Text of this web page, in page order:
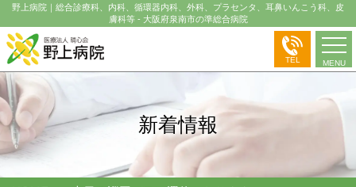
野上病院｜総合診療科、内科、循環器内科、外科、プラセンタ、耳鼻いんこう科、皮
膚科等 - 大阪府泉南市の準総合病院
MENU
TEL
新着情報